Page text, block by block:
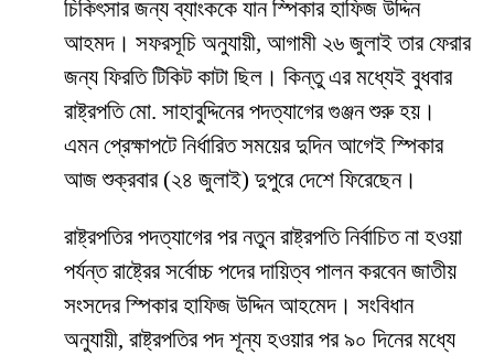
চিকিৎসার জন্য ব্যাংককে যান স্পিকার হাফিজ উদ্দিন
আহমদ। সফরসূচি অনুযায়ী, আগামী ২৬ জুলাই তার ফেরার
জন্য ফিরতি টিকিট কাটা ছিল। কিন্তু এর মধ্যেই বুধবার
রাষ্ট্রপতি মো. সাহাবুদ্দিনের পদত্যাগের গুঞ্জন শুরু হয়।
এমন প্রেক্ষাপটে নির্ধারিত সময়ের দুদিন আগেই স্পিকার
আজ শুক্রবার (২৪ জুলাই) দুপুরে দেশে ফিরেছেন।
রাষ্ট্রপতির পদত্যাগের পর নতুন রাষ্ট্রপতি নির্বাচিত না হওয়া
পর্যন্ত রাষ্ট্রের সর্বোচ্চ পদের দায়িত্ব পালন করবেন জাতীয়
সংসদের স্পিকার হাফিজ উদ্দিন আহমেদ। সংবিধান
অনুযায়ী, রাষ্ট্রপতির পদ শূন্য হওয়ার পর ৯০ দিনের মধ্যে